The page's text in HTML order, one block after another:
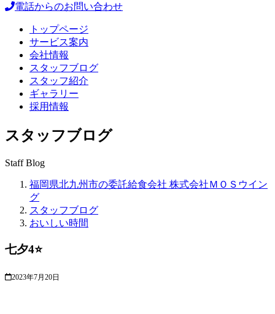
電話からのお問い合わせ
トップページ
サービス案内
会社情報
スタッフブログ
スタッフ紹介
ギャラリー
採用情報
スタッフブログ
Staff Blog
福岡県北九州市の委託給食会社 株式会社ＭＯＳウイン
グ
スタッフブログ
おいしい時間
七夕4⭐
2023年7月20日